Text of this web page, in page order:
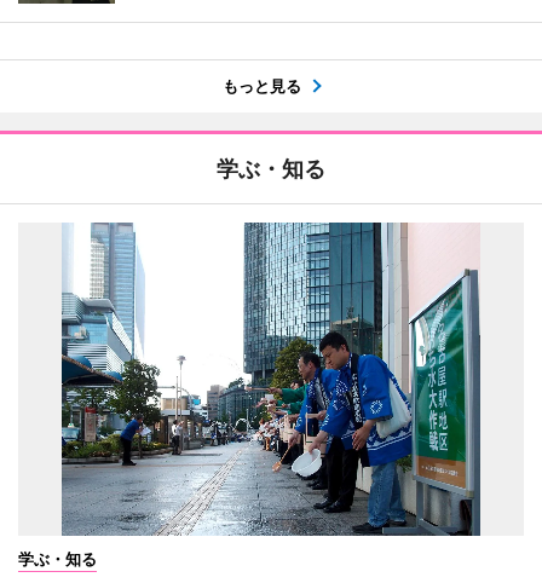
もっと見る
学ぶ・知る
学ぶ・知る